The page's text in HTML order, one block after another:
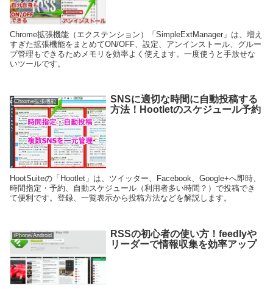
Chrome拡張機能（エクステンション）「SimpleExtManager」は、増え
すぎた拡張機能をまとめてON/OFF、設定、アンインストール、グルー
プ管理もできるためメモリを効率よく使えます。一度使うと手放せな
いツールです。
Chrome拡張機能
SNSに適切な時間に自動投稿する
方法！Hootletのスケジュール予約
HootSuiteの「Hootlet」は、ツイッター、Facebook、Google+へ即時、
時間指定・予約、自動スケジュール（利用者多い時間？）で投稿でき
て便利です。登録、一覧表示から投稿方法などを解説します。
iPhone/Android
RSSの初心者の使い方！feedlyや
リーダーで情報収集を効率アップ